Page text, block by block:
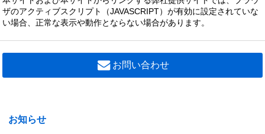
ザのアクティブスクリプト（JAVASCRIPT）が有効に設定されていな
い場合、正常な表示や動作とならない場合があります。
お問い合わせ
お知らせ